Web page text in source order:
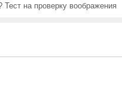
на проверку воображения